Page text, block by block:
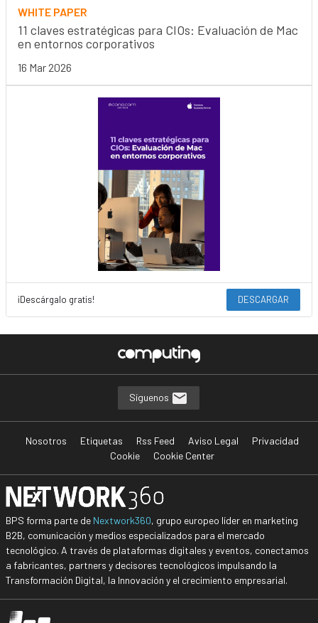
WHITE PAPER
11 claves estratégicas para CIOs: Evaluación de Mac
en entornos corporativos
16 Mar 2026
¡Descárgalo gratis! DESCARGAR
Síguenos
Nosotros Etiquetas Rss Feed Aviso Legal
Privacidad
Cookie
Cookie Center
BPS forma parte de Nextwork360, grupo europeo líder en marketing
B2B, comunicación y medios especializados para el mercado
tecnológico. A través de plataformas digitales y eventos, conectamos
a fabricantes, partners y decisores tecnológicos impulsando la
Transformación Digital, la Innovación y el crecimiento empresarial.